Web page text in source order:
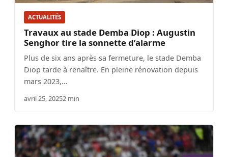
ACTUALITÉS
Travaux au stade Demba Diop : Augustin
Senghor tire la sonnette d’alarme
Plus de six ans après sa fermeture, le stade Demba
Diop tarde à renaître. En pleine rénovation depuis
mars 2023,…
avril 25, 20252 min